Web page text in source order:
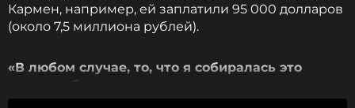
ПОДПИСАТЬСЯ
Кармен, например, ей заплатили 95 000 долларов
(около 7,5 миллиона рублей).
«В любом случае, то, что я собиралась это
сделать, было отвратительно, поэтому я
продала первые фотографии старших детей и